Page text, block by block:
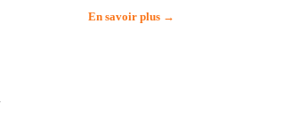
En savoir plus →